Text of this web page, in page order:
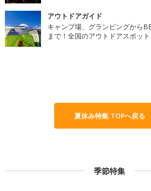
アウトドアガイド
キャンプ場、グランピングから
まで！全国のアウトドアスポッ
夏休み特集 TOPへ戻る
季節特集